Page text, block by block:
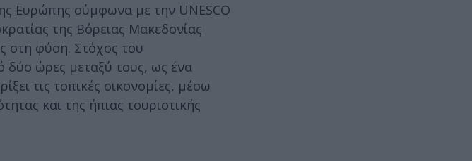
Ευρώπης σύμφωνα με την UNESCO
της Βόρειας Μακεδονίας
στη φύση. Στόχος του
δύο ώρες μεταξύ τους, ως ένα
τις τοπικές οικονομίες, μέσω
και της ήπιας τουριστικής